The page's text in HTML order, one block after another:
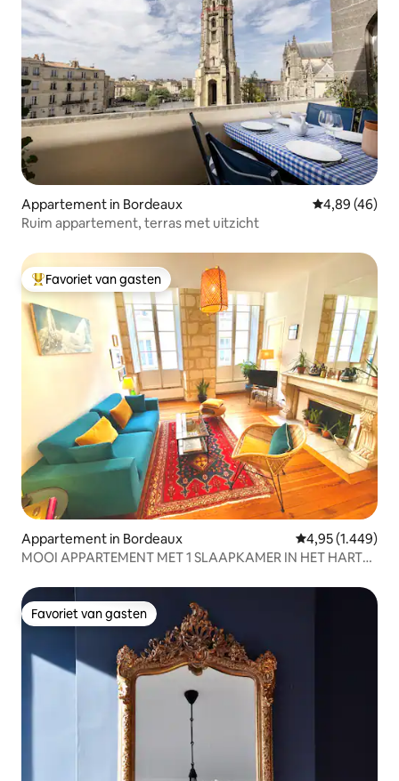
Appartement in Bordeaux Gemiddelde
4,89 (46)
Ruim appartement, terras met uitzicht
Topfavoriet van gasten
Favoriet van gasten
Appartement in Bordeaux Gemiddelde
4,95 (1.449)
MOOI APPARTEMENT MET 1 SLAAPKAMER IN HET HART
Favoriet van gasten
Favoriet van gasten